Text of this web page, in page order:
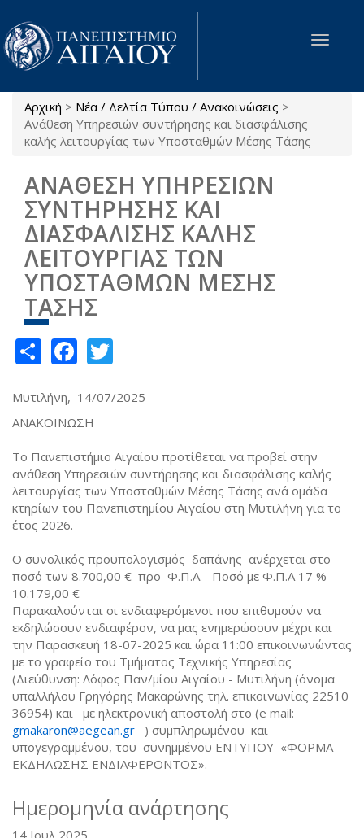
Παράκαμψη προς το κυρίως περιεχόμενο
Toggle
Είστε εδώ
Αρχική > Νέα / Δελτία Τύπου / Ανακοινώσεις >
Ανάθεση Υπηρεσιών συντήρησης και διασφάλισης
καλής λειτουργίας των Υποσταθμών Μέσης Τάσης
ΑΝΑΘΕΣΗ ΥΠΗΡΕΣΙΩΝ
ΣΥΝΤΗΡΗΣΗΣ ΚΑΙ
ΔΙΑΣΦΑΛΙΣΗΣ ΚΑΛΗΣ
ΛΕΙΤΟΥΡΓΙΑΣ ΤΩΝ
ΥΠΟΣΤΑΘΜΩΝ ΜΕΣΗΣ
ΤΑΣΗΣ
ShareFacebook
Μυτιλήνη, 14/07/2025
ΑΝΑΚΟΙΝΩΣΗ
Το Πανεπιστήμιο Αιγαίου προτίθεται να προβεί στην
ανάθεση Υπηρεσιών συντήρησης και διασφάλισης καλής
λειτουργίας των Υποσταθμών Μέσης Τάσης ανά ομάδα
κτηρίων του Πανεπιστημίου Αιγαίου στη Μυτιλήνη για το
έτος 2026.
Ο συνολικός προϋπολογισμός δαπάνης ανέρχεται στο
ποσό των 8.700,00 € προ Φ.Π.Α. Ποσό με Φ.Π.Α 17 %
10.179,00 €
Παρακαλούνται οι ενδιαφερόμενοι που επιθυμούν να
εκδηλώσουν ενδιαφέρον, να μας ενημερώσουν μέχρι και
την Παρασκευή 18-07-2025 και ώρα 11:00 επικοινωνώντας
με το γραφείο του Τμήματος Τεχνικής Υπηρεσίας
(Διεύθυνση: Λόφος Παν/μίου Αιγαίου - Μυτιλήνη (όνομα
υπαλλήλου Γρηγόρης Μακαρώνης τηλ. επικοινωνίας 22510
36954) και με ηλεκτρονική αποστολή στο (e mail:
gmakaron@aegean.gr (link sends e-mail)
) συμπληρωμένου και
υπογεγραμμένου, του συνημμένου ΕΝΤΥΠΟΥ «ΦΟΡΜΑ
ΕΚΔΗΛΩΣΗΣ ΕΝΔΙΑΦΕΡΟΝΤΟΣ».
Ημερομηνία ανάρτησης
14 Ιουλ 2025